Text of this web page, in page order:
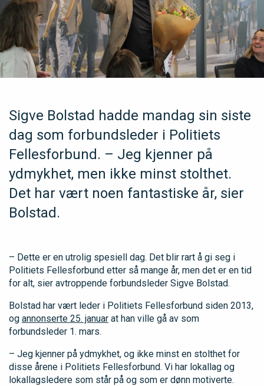
Sigve Bolstad hadde mandag sin siste
dag som forbundsleder i Politiets
Fellesforbund. – Jeg kjenner på
ydmykhet, men ikke minst stolthet.
Det har vært noen fantastiske år, sier
Bolstad.
– Dette er en utrolig spesiell dag. Det blir rart å gi seg i
Politiets Fellesforbund etter så mange år, men det er en tid
for alt, sier avtroppende forbundsleder Sigve Bolstad.
Bolstad har vært leder i Politiets Fellesforbund siden 2013,
og annonserte 25. januar at han ville gå av som
forbundsleder 1. mars.
– Jeg kjenner på ydmykhet, og ikke minst en stolthet for
disse årene i Politiets Fellesforbund. Vi har lokallag og
lokallagsledere som står på og som er dønn motiverte.